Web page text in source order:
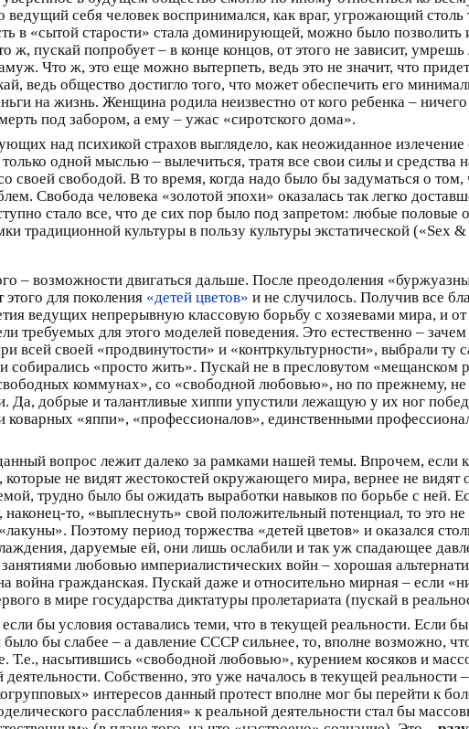
ведущий себя человек воспринимался, как враг, угрожающий
в «сытой старости» стала доминирующей, можно было
ж, пускай попробует – в конце концов, от этого не зависит,
Что ж, это еще можно вытерпеть, ведь это не значит, что
ведь общество достигло того, что может обеспечить его
на жизнь. Женщина родила неизвестно от кого ребенка –
под забором, а ему – ужас «сиротского дома».
над психикой страхов выглядело, как неожиданное
одной мыслью – вылечиться, тратя все свои силы и средства
своей свободой. В то время, когда надо было бы задуматься о
Свобода человека «золотой эпохи» оказалась так легко
стало все, что де сих пор было под запретом: любые половые
традиционной культуры в пользу культуры экстатической
– возможности двигаться дальше. После преодоления
для поколения «детей цветов» и не случилось. Получив все
ведущих непрерывную классовую борьбу с хозяевами мира, и
требуемых для этого моделей поведения. Это естественно –
всей своей «продвинутости» и «контркультурности», выбрали
собирались «просто жить». Пускай не в пресловутом
коммунах», со «свободной любовью», но по прежнему, не
Да, добрые и талантливые хиппи упустили лежащую у их ног
коварных «яппи», «профессионалов», единственными
вопрос лежит далеко за рамками нашей темы. Впрочем, если
не видят жестокостей окружающего мира, вернее не видят
трудно было бы ожидать выработки навыков по борьбе с ней.
наконец-то, «выплеснуть» свой положительный потенциал, то это
Поэтому период торжества «детей цветов» и оказался
даруемые ей, они лишь ослабили и так уж спадающее
любовью империалистических войн – хорошая
война гражданская. Пускай даже и относительно мирная – если
в мире государства диктатуры пролетариата (пускай в
бы условия оставались теми, что в текущей реальности. Если
было бы слабее – а давление СССР сильнее, то, вполне возможно,
насытившись «свободной любовью», курением косяков и
Собственно, это уже началось в текущей реальности
интересов данный протест вполне мог бы перейти к
расслабления» к реальной деятельности стал бы